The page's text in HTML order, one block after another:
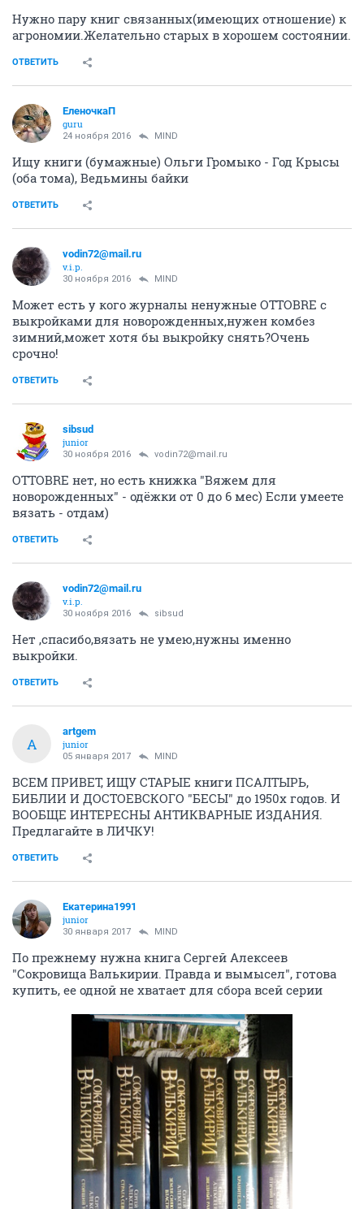
Нужно пару книг связанных(имеющих отношение) к
агрономии.Желательно старых в хорошем состоянии.
ОТВЕТИТЬ
ЕленочкаП
guru
24 ноября 2016 MIND
Ищу книги (бумажные) Ольги Громыко - Год Крысы
(оба тома), Ведьмины байки
ОТВЕТИТЬ
vodin72@mail.ru
v.i.p.
30 ноября 2016 MIND
Может есть у кого журналы ненужные OTTOBRE с
выкройками для новорожденных,нужен комбез
зимний,может хотя бы выкройку снять?Очень
срочно!
ОТВЕТИТЬ
sibsud
junior
30 ноября 2016 vodin72@mail.ru
ОТТOBRE нет, но есть книжка "Вяжем для
новорожденных" - одёжки от 0 до 6 мес) Если умеете
вязать - отдам)
ОТВЕТИТЬ
vodin72@mail.ru
v.i.p.
30 ноября 2016 sibsud
Нет ,спасибо,вязать не умею,нужны именно
выкройки.
ОТВЕТИТЬ
A
artgem
junior
05 января 2017 MIND
ВСЕМ ПРИВЕТ, ИЩУ СТАРЫЕ книги ПСАЛТЫРЬ,
БИБЛИИ И ДОСТОЕВСКОГО "БЕСЫ" до 1950х годов. И
ВООБЩЕ ИНТЕРЕСНЫ АНТИКВАРНЫЕ ИЗДАНИЯ.
Предлагайте в ЛИЧКУ!
ОТВЕТИТЬ
Екатерина1991
junior
30 января 2017 MIND
По прежнему нужна книга Сергей Алексеев
"Сокровища Валькирии. Правда и вымысел", готова
купить, ее одной не хватает для сбора всей серии